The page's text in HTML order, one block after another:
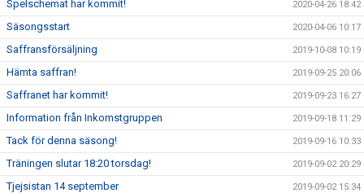
Spelschemat har kommit! 2020-04-26 18:42
Säsongsstart 2020-04-06 10:17
Saffransförsäljning 2019-10-08 10:19
Hämta saffran! 2019-09-25 20:06
Saffranet har kommit! 2019-09-23 16:27
Information från Inkomstgruppen 2019-09-18 11:29
Tack för denna säsong! 2019-09-16 10:33
Träningen slutar 18:20 torsdag! 2019-09-02 20:29
Tjejsistan 14 september 2019-09-02 15:34